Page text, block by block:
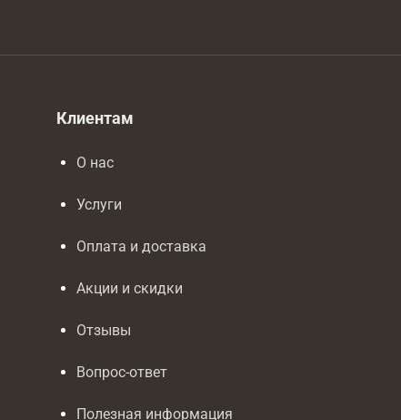
Клиентам
О нас
Услуги
Оплата и доставка
Акции и скидки
Отзывы
Вопрос-ответ
Полезная информация